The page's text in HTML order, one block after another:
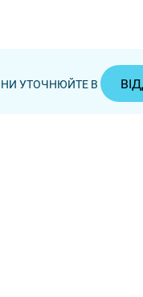
УТОЧНЮЙТЕ В